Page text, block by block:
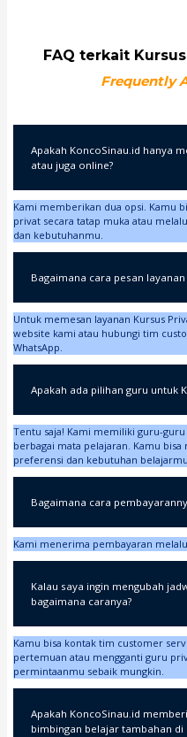
FAQ terkait
Frequently
Apakah KoncoSinau.id hanya
atau juga online?
Kami memberikan dua opsi. Kamu
privat secara tatap muka atau
dan kebutuhanmu.
Bagaimana cara pesan
Untuk memesan layanan Kursus
website kami atau hubungi tim
WhatsApp.
Apakah ada pilihan guru untuk
Tentu saja! Kami memiliki guru-
berbagai mata pelajaran. Kamu
preferensi dan kebutuhan
Bagaimana cara
Kami menerima pembayaran
Kalau saya ingin mengubah
bagaimana caranya?
Kamu bisa kontak tim customer
pertemuan atau mengganti guru
permintaanmu sebaik mungkin.
Apakah KoncoSinau.id
bimbingan belajar tambahan